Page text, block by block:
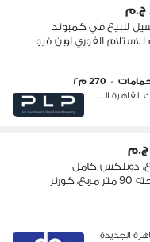
للبيع في كمبوند
جاهزه للاستلام الفوري اوبن فيو
• 270 م٢
كومباوند هايد بارك القاهرة الجديدة،…
دوبلكس كامل
التشطيب، مساحته 90 متر مربع، كورنر
الجديدة